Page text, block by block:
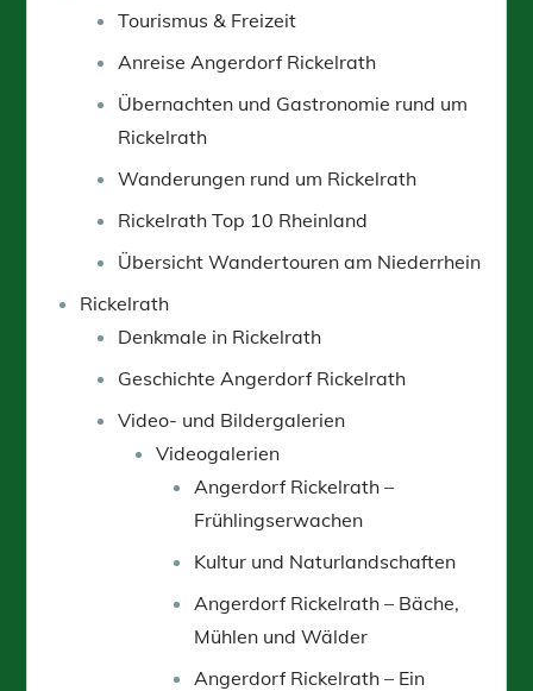
Tourismus & Freizeit
Anreise Angerdorf Rickelrath
Übernachten und Gastronomie rund um
Rickelrath
Wanderungen rund um Rickelrath
Rickelrath Top 10 Rheinland
Übersicht Wandertouren am Niederrhein
Rickelrath
Denkmale in Rickelrath
Geschichte Angerdorf Rickelrath
Video- und Bildergalerien
Videogalerien
Angerdorf Rickelrath –
Frühlingserwachen
Kultur und Naturlandschaften
Angerdorf Rickelrath – Bäche,
Mühlen und Wälder
Angerdorf Rickelrath – Ein